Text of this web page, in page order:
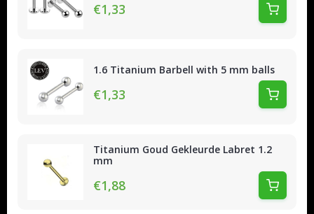
€1,33
1.6 Titanium Barbell with 5 mm balls
€1,33
Titanium Goud Gekleurde Labret 1.2
mm
€1,88